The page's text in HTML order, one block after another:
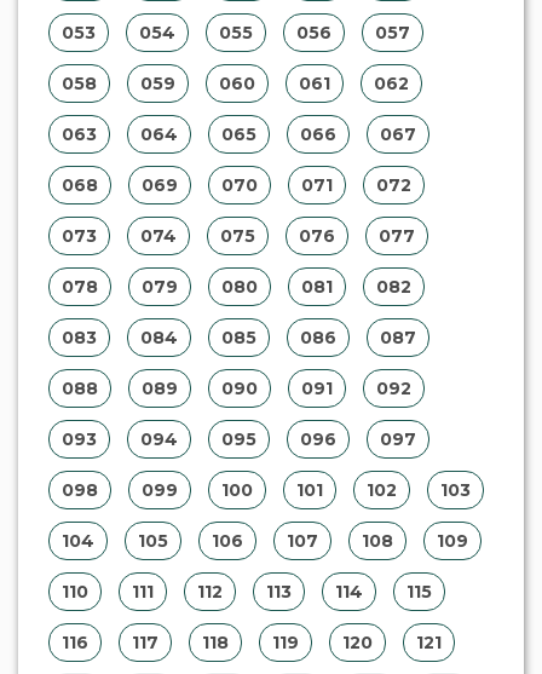
053 054 055 056 057
058 059 060 061 062
063 064 065 066 067
068 069 070 071 072
073 074 075 076 077
078 079 080 081 082
083 084 085 086 087
088 089 090 091 092
093 094 095 096 097
098 099 100 101 102 103
104 105 106 107 108 109
110 111 112 113 114 115
116 117 118 119 120 121